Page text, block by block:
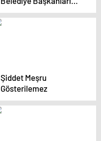
Görevden Uzaklaştırıldı
Şiddet Meşru
Gösterilemez